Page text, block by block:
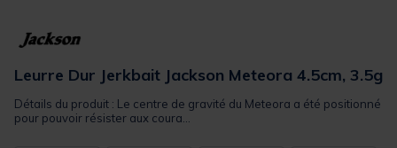
Leurre Dur Jerkbait Jackson Meteora 4.5cm, 3.5g
Détails du produit : Le centre de gravité du Meteora a été positionné
pour pouvoir résister aux coura...